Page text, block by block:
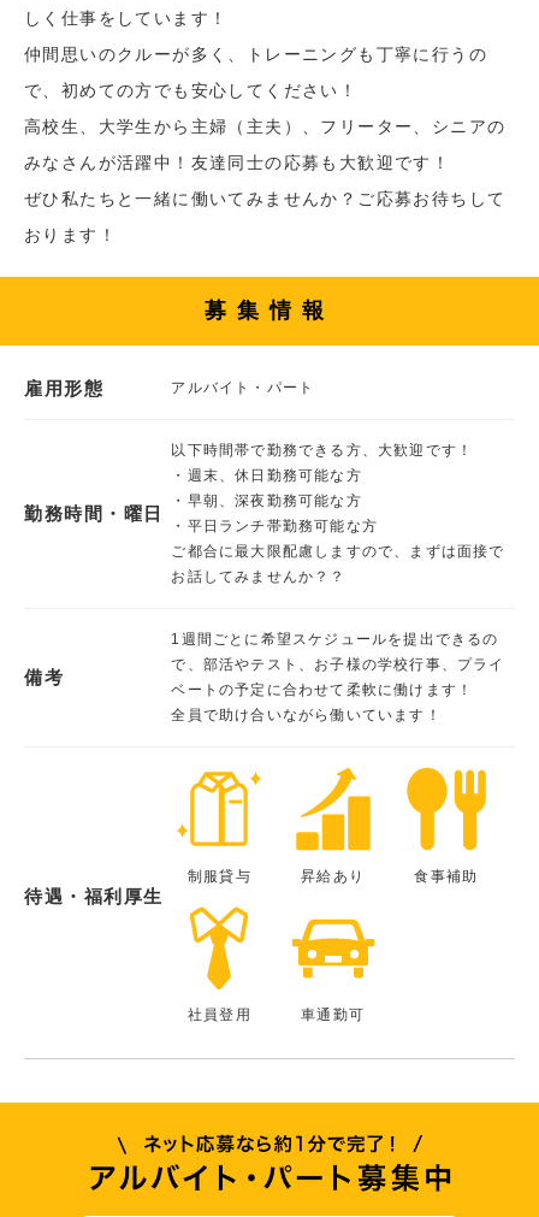
しく仕事をしています！
仲間思いのクルーが多く、トレーニングも丁寧に行うの
で、初めての方でも安心してください！
高校生、大学生から主婦（主夫）、フリーター、シニアの
みなさんが活躍中！友達同士の応募も大歓迎です！
ぜひ私たちと一緒に働いてみませんか？ご応募お待ちして
おります！
募集情報
雇用形態 アルバイト・パート
勤務時間・曜日
以下時間帯で勤務できる方、大歓迎です！
・週末、休日勤務可能な方
・早朝、深夜勤務可能な方
・平日ランチ帯勤務可能な方
ご都合に最大限配慮しますので、まずは面接で
お話してみませんか？？
備考
1週間ごとに希望スケジュールを提出できるの
で、部活やテスト、お子様の学校行事、プライ
ベートの予定に合わせて柔軟に働けます！
全員で助け合いながら働いています！
待遇・福利厚生
制服貸与 昇給あり 食事補助
社員登用 車通勤可